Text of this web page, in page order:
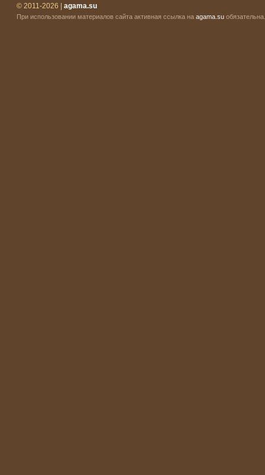
© 2011-2026 | agama.su
При использовании материалов сайта активная ссылка на agama.su обязательна.